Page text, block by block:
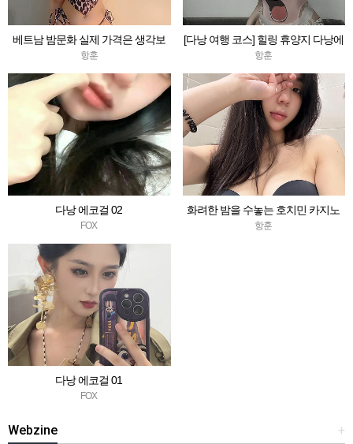
베트남 밤문화 실제 가격은 생각보
다 만만치 않아요!
항훈
[다낭 여행 코스] 힐링 휴양지 다낭에
서 즐기는 명품 골프와 마사지 총정
리
항훈
다낭 에코걸 02
FOX
화려한 밤을 수놓는 호치민 카지노
명소 4곳 완벽 가이드
항훈
다낭 에코걸 01
FOX
+
Webzine